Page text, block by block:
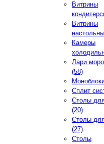
Витрины
Витрины
Камеры
Лари
(58)
Сплит
Столы
(20)
Столы
(27)
Столы